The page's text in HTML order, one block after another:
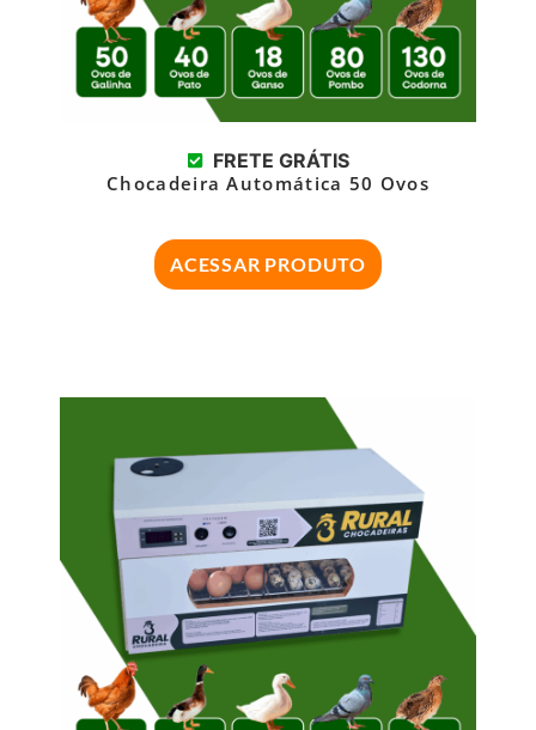
FRETE GRÁTIS
Chocadeira Automática 50 Ovos
ACESSAR PRODUTO